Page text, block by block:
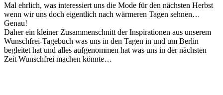
Mal ehrlich, was interessiert uns die Mode für den nächsten Herbst
wenn wir uns doch eigentlich nach wärmeren Tagen sehnen…
Genau!
Daher ein kleiner Zusammenschnitt der Inspirationen aus unserem
Wunschfrei-Tagebuch was uns in den Tagen in und um Berlin
begleitet hat und alles aufgenommen hat was uns in der nächsten
Zeit Wunschfrei machen könnte…